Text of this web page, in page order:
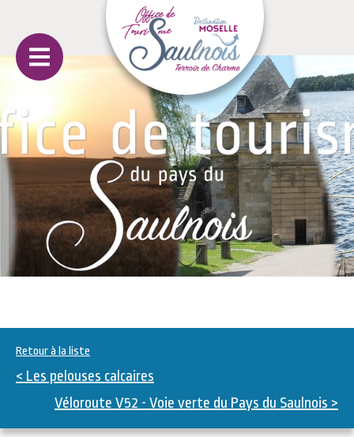
Retour à la liste
< Les pelouses calcaires
Véloroute V52 - Voie verte du Pays du Saulnois >